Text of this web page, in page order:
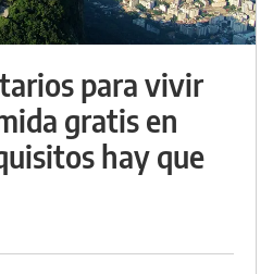
para vivir
gratis en
hay que